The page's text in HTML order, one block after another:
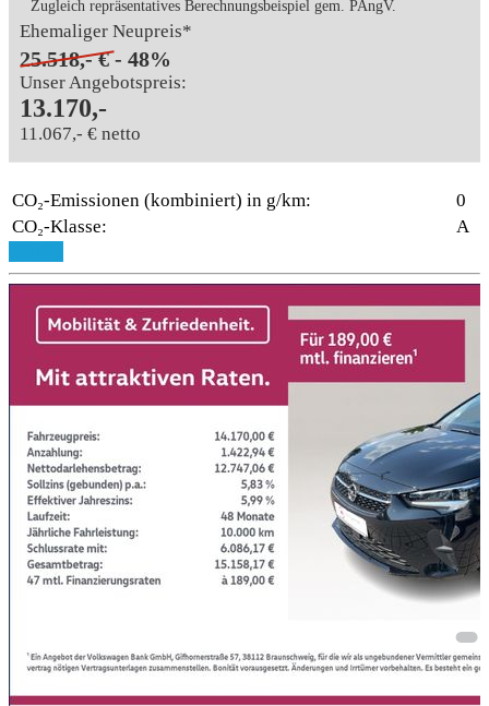
Zugleich repräsentatives Berechnungsbeispiel gem. PAngV.
Ehemaliger Neupreis*
25.518,- € - 48%
Unser Angebotspreis:
13.170,-
11.067,- € netto
CO₂-Emissionen (kombiniert) in g/km:
0
CO₂-Klasse:
A